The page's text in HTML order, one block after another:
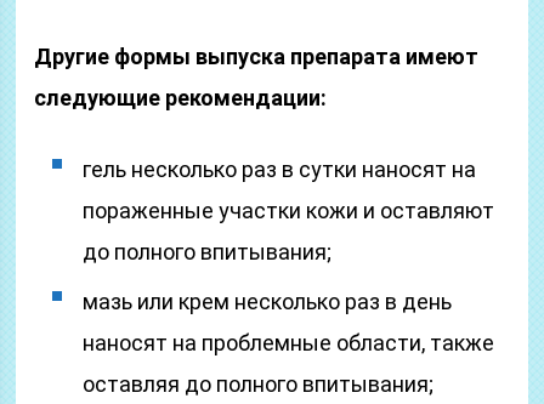
Другие формы выпуска препарата имеют
следующие рекомендации:
гель несколько раз в сутки наносят на
пораженные участки кожи и оставляют
до полного впитывания;
мазь или крем несколько раз в день
наносят на проблемные области, также
оставляя до полного впитывания;